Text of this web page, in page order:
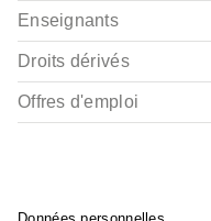
Enseignants
Droits dérivés
Offres d'emploi